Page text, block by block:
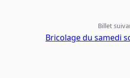
Billet
Bricolage du samedi